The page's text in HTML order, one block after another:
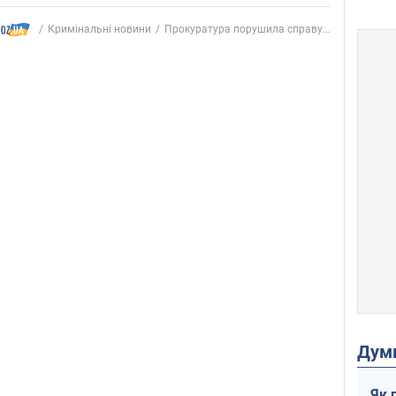
Кримінальні новини Прокуратура порушила справу...